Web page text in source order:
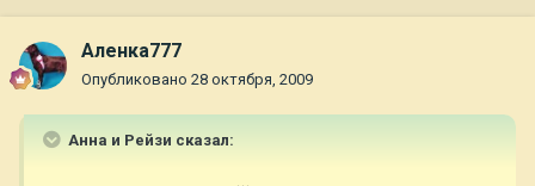
Аленка777
Опубликовано 28 октября, 2009
Анна и Рейзи сказал: